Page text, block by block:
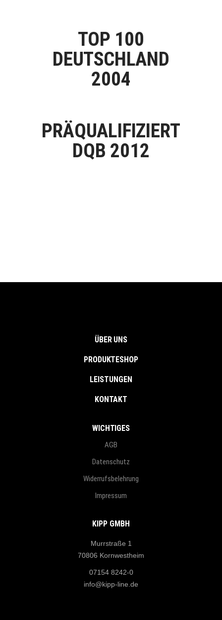
TOP 100
DEUTSCHLAND
2004
PRÄQUALIFIZIERT
DQB 2012
ÜBER UNS
PRODUKTESHOP
LEISTUNGEN
KONTAKT
WICHTIGES
AGB
Datenschutz
Widerrufsbelehrung
Impressum
KIPP GMBH
Murrstraße 1
70806 Kornwestheim
07154 8242-0
info@kipp-line.de